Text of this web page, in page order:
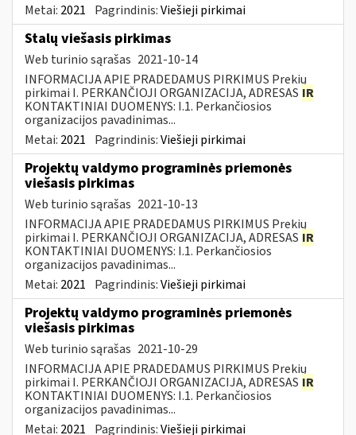
Metai: 2021 Pagrindinis:Viešieji pirkimai
Stalų viešasis pirkimas
Web turinio sąrašas 2021-10-14
INFORMACIJA APIE PRADEDAMUS PIRKIMUS Prekių
pirkimai I. PERKANČIOJI ORGANIZACIJA, ADRESAS IR
KONTAKTINIAI DUOMENYS: I.1. Perkančiosios
organizacijos pavadinimas...
Metai: 2021 Pagrindinis:Viešieji pirkimai
Projektų valdymo programinės priemonės
viešasis pirkimas
Web turinio sąrašas 2021-10-13
INFORMACIJA APIE PRADEDAMUS PIRKIMUS Prekių
pirkimai I. PERKANČIOJI ORGANIZACIJA, ADRESAS IR
KONTAKTINIAI DUOMENYS: I.1. Perkančiosios
organizacijos pavadinimas...
Metai: 2021 Pagrindinis:Viešieji pirkimai
Projektų valdymo programinės priemonės
viešasis pirkimas
Web turinio sąrašas 2021-10-29
INFORMACIJA APIE PRADEDAMUS PIRKIMUS Prekių
pirkimai I. PERKANČIOJI ORGANIZACIJA, ADRESAS IR
KONTAKTINIAI DUOMENYS: I.1. Perkančiosios
organizacijos pavadinimas...
Metai: 2021 Pagrindinis:Viešieji pirkimai